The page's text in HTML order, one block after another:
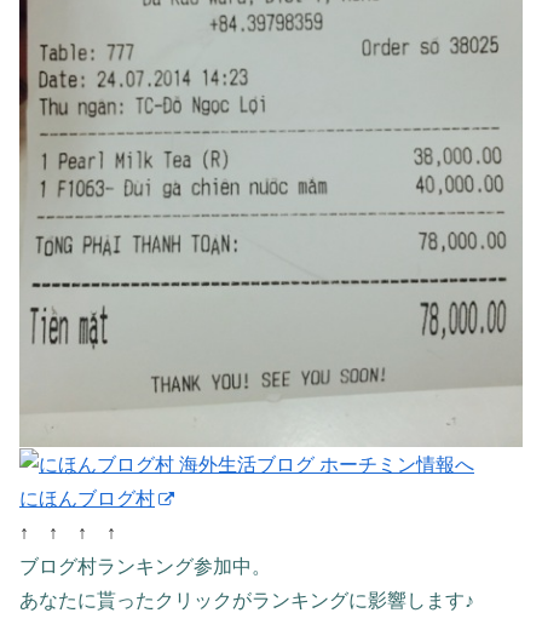
にほんブログ村
↑ ↑ ↑ ↑
ブログ村ランキング参加中。
あなたに貰ったクリックがランキングに影響します♪